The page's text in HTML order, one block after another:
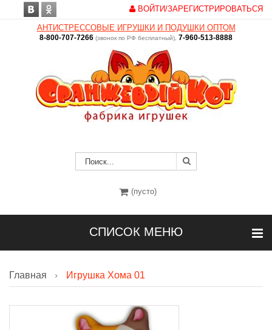
ВОЙТИ/ЗАРЕГИСТРИРОВАТЬСЯ
АНТИСТРЕССОВЫЕ ИГРУШКИ И ПОДУШКИ ОПТОМ
8-800-707-7266 (звонок по РФ бесплатный), 7-960-513-8888
(пусто)
СПИСОК МЕНЮ
Главная Игрушка Хома 01